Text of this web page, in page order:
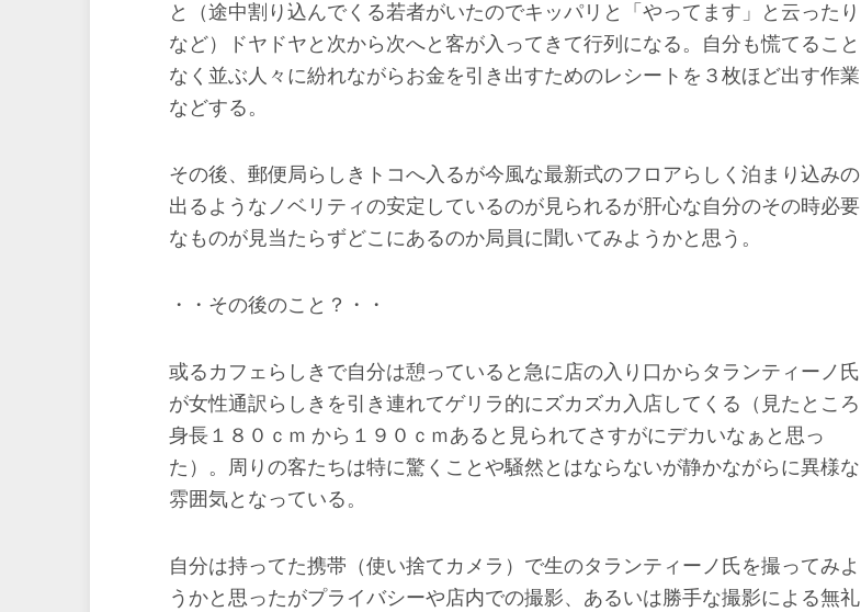
と（途中割り込んでくる若者がいたのでキッパリと「やってます」と云ったり
など）ドヤドヤと次から次へと客が入ってきて行列になる。自分も慌てること
なく並ぶ人々に紛れながらお金を引き出すためのレシートを３枚ほど出す作業
などする。
その後、郵便局らしきトコへ入るが今風な最新式のフロアらしく泊まり込みの
出るようなノベリティの安定しているのが見られるが肝心な自分のその時必要
なものが見当たらずどこにあるのか局員に聞いてみようかと思う。
・・その後のこと？・・
或るカフェらしきで自分は憩っていると急に店の入り口からタランティーノ氏
が女性通訳らしきを引き連れてゲリラ的にズカズカ入店してくる（見たところ
身長１８０ｃｍ から１９０ｃｍあると見られてさすがにデカいなぁと思っ
た）。周りの客たちは特に驚くことや騒然とはならないが静かながらに異様な
雰囲気となっている。
自分は持ってた携帯（使い捨てカメラ）で生のタランティーノ氏を撮ってみよ
うかと思ったがプライバシーや店内での撮影、あるいは勝手な撮影による無礼